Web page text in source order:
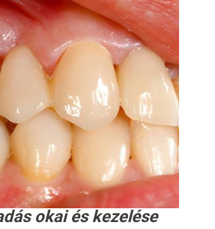
okai és kezelése